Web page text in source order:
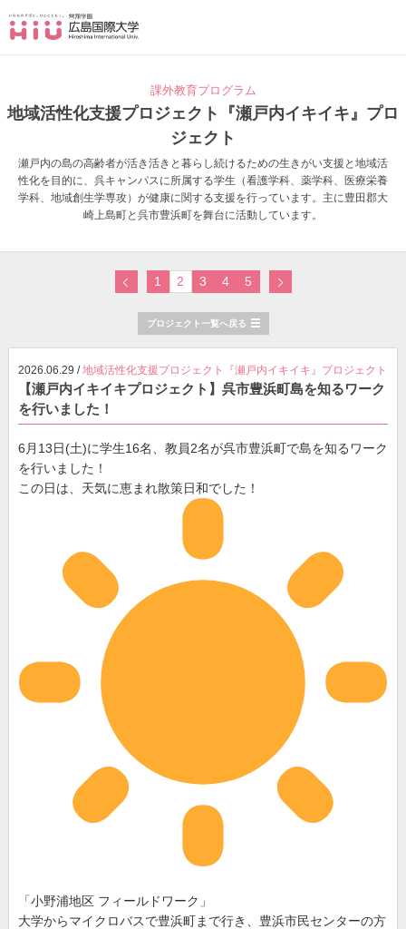
課外教育プログラム
地域活性化支援プロジェクト『瀬戸内イキイキ』プロ
ジェクト
瀬戸内の島の高齢者が活き活きと暮らし続けるための生きがい支援と地域活
性化を目的に、呉キャンパスに所属する学生（看護学科、薬学科、医療栄養
学科、地域創生学専攻）が健康に関する支援を行っています。主に豊田郡大
崎上島町と呉市豊浜町を舞台に活動しています。
1 2 3 4 5
プロジェクト一覧へ戻る
2026.06.29 /地域活性化支援プロジェクト『瀬戸内イキイキ』プロジェクト
【瀬戸内イキイキプロジェクト】呉市豊浜町島を知るワーク
を行いました！
6月13日(土)に学生16名、教員2名が呉市豊浜町で島を知るワーク
を行いました！
この日は、天気に恵まれ散策日和でした！
「小野浦地区 フィールドワーク」
大学からマイクロバスで豊浜町まで行き、豊浜市民センターの方